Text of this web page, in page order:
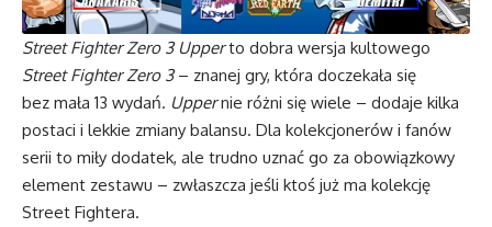
Street Fighter Zero 3 Upperto dobra wersja kultowego
Street Fighter Zero 3– znanej gry, która doczekała się
bez mała 13 wydań. Uppernie różni się wiele – dodaje kilka
postaci i lekkie zmiany balansu. Dla kolekcjonerów i fanów
serii to miły dodatek, ale trudno uznać go za obowiązkowy
element zestawu – zwłaszcza jeśli ktoś już ma kolekcję
Street Fightera.